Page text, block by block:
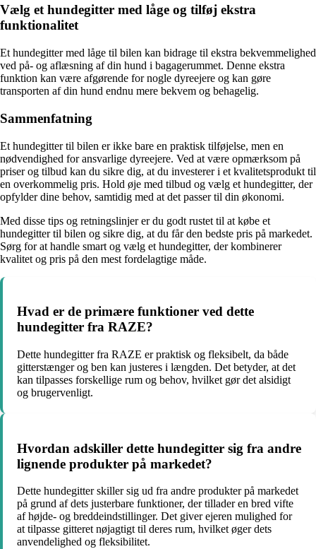
Vælg et hundegitter med låge og tilføj ekstra
funktionalitet
Et hundegitter med låge til bilen kan bidrage til ekstra bekvemmelighed
ved på- og aflæsning af din hund i bagagerummet. Denne ekstra
funktion kan være afgørende for nogle dyreejere og kan gøre
transporten af din hund endnu mere bekvem og behagelig.
Sammenfatning
Et hundegitter til bilen er ikke bare en praktisk tilføjelse, men en
nødvendighed for ansvarlige dyreejere. Ved at være opmærksom på
priser og tilbud kan du sikre dig, at du investerer i et kvalitetsprodukt til
en overkommelig pris. Hold øje med tilbud og vælg et hundegitter, der
opfylder dine behov, samtidig med at det passer til din økonomi.
Med disse tips og retningslinjer er du godt rustet til at købe et
hundegitter til bilen og sikre dig, at du får den bedste pris på markedet.
Sørg for at handle smart og vælg et hundegitter, der kombinerer
kvalitet og pris på den mest fordelagtige måde.
Hvad er de primære funktioner ved dette
hundegitter fra RAZE?
Dette hundegitter fra RAZE er praktisk og fleksibelt, da både
gitterstænger og ben kan justeres i længden. Det betyder, at det
kan tilpasses forskellige rum og behov, hvilket gør det alsidigt
og brugervenligt.
Hvordan adskiller dette hundegitter sig fra andre
lignende produkter på markedet?
Dette hundegitter skiller sig ud fra andre produkter på markedet
på grund af dets justerbare funktioner, der tillader en bred vifte
af højde- og breddeindstillinger. Det giver ejeren mulighed for
at tilpasse gitteret nøjagtigt til deres rum, hvilket øger dets
anvendelighed og fleksibilitet.